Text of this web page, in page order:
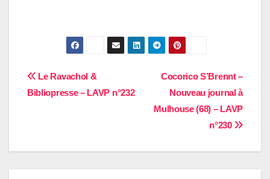
Navigation
Cocorico S’Brennt –
Nouveau journal à
Mulhouse (68) – LAVP
n°230
Le Ravachol &
Bibliopresse – LAVP n°232